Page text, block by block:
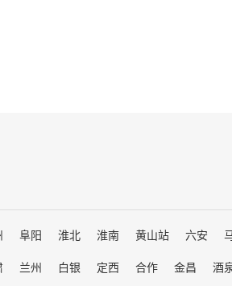
阜阳 淮北 淮南 黄山站 六安
兰州 白银 定西 合作 金昌 酒